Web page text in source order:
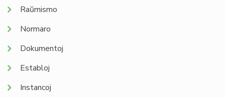
Raŭmismo
Normaro
Dokumentoj
Establoj
Instancoj